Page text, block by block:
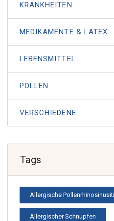
KRANKHEITEN
MEDIKAMENTE & LATEX
LEBENSMITTEL
POLLEN
VERSCHIEDENE
Tags
Allergische
Allergischer Schnupfen